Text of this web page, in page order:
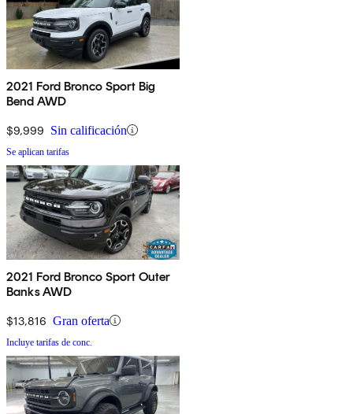
2021 Ford Bronco Sport Big
Bend AWD
$9,999 Sin calificación
Se aplican tarifas
2021 Ford Bronco Sport Outer
Banks AWD
$13,816 Gran oferta
Incluye tarifas de conc.